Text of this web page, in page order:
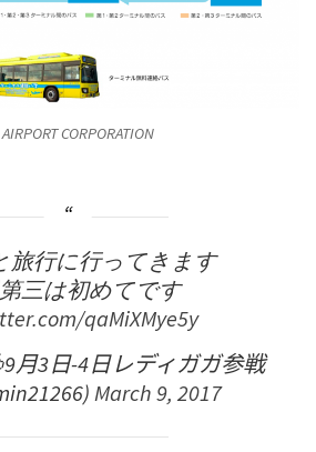
CORPORATION
旅行に行ってきます
三は初めてです
qaMiXMye5y
月3日-4日レディガガ参戦
March 9, 2017